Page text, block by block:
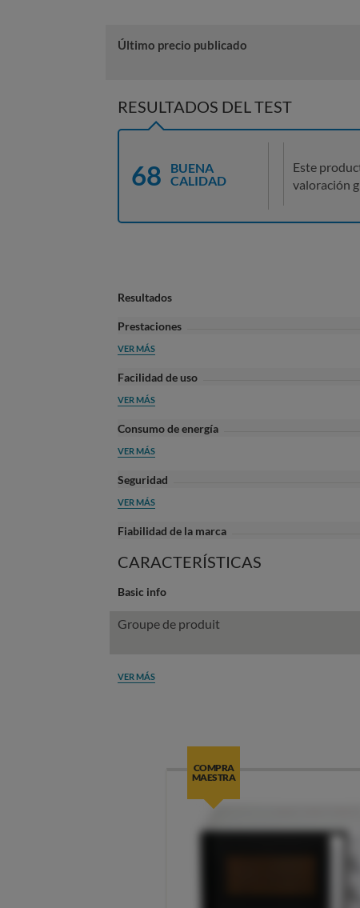
Último precio publicado
RESULTADOS DEL TEST
68
BUENA
CALIDAD
Este
valoración
Resultados
Prestaciones
VER MÁS
Facilidad de uso
VER MÁS
Consumo de energía
VER MÁS
Seguridad
VER MÁS
Fiabilidad de la marca
CARACTERÍSTICAS
Basic info
Groupe de produit
VER MÁS
COMPRA
MAESTRA